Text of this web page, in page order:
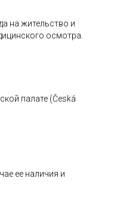
на жительство и
осмотра.
палате (Česká
ее наличия и